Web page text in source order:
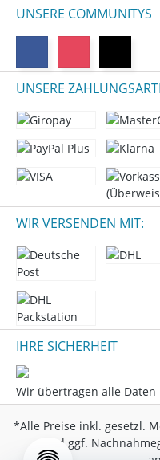
UNSERE COMMUNITYS
UNSERE
WIR VERSENDEN MIT:
IHRE SICHERHEIT
Wir übertragen alle Daten
*Alle Preise inkl. gesetzl.
und ggf.